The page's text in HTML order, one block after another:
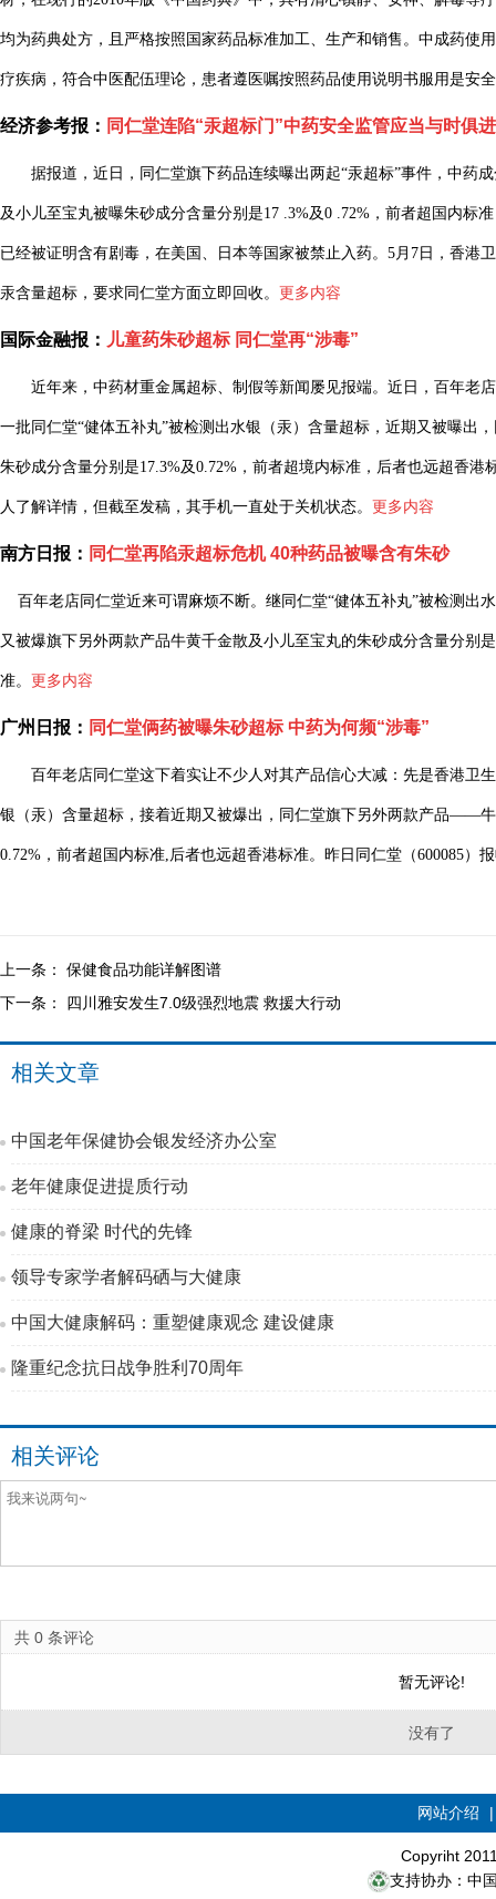
均为药典处方，且严格按照国家药品标准加工、生产和销售。中成药使
疗疾病，符合中医配伍理论，患者遵医嘱按照药品使用说明书服用是安
经济参考报： 同仁堂连陷“汞超标门”中药安全监管应当与时俱进
据报道，近日，同仁堂旗下药品连续曝出两起“汞超标”事件，中药
及小儿至宝丸被曝朱砂成分含量分别是17 .3%及0 .72%，前者超国内标
已经被证明含有剧毒，在美国、日本等国家被禁止入药。5月7日，香港
汞含量超标，要求同仁堂方面立即回收。 更多内容
国际金融报： 儿童药朱砂超标 同仁堂再“涉毒”
近年来，中药材重金属超标、制假等新闻屡见报端。近日，百年老
一批同仁堂“健体五补丸”被检测出水银（汞）含量超标，近期又被曝出
朱砂成分含量分别是17.3%及0.72%，前者超境内标准，后者也远超香
人了解详情，但截至发稿，其手机一直处于关机状态。 更多内容
南方日报： 同仁堂再陷汞超标危机 40种药品被曝含有朱砂
百年老店同仁堂近来可谓麻烦不断。继同仁堂“健体五补丸”被检测出
又被爆旗下另外两款产品牛黄千金散及小儿至宝丸的朱砂成分含量分别
准。 更多内容
广州日报： 同仁堂俩药被曝朱砂超标 中药为何频“涉毒”
百年老店同仁堂这下着实让不少人对其产品信心大减：先是香港卫
银（汞）含量超标，接着近期又被爆出，同仁堂旗下另外两款产品——
0.72%，前者超国内标准,后者也远超香港标准。昨日同仁堂（600085）
上一条： 保健食品功能详解图谱
下一条： 四川雅安发生7.0级强烈地震 救援大行动
相关文章
中国老年保健协会银发经济办公室
老年健康促进提质行动
健康的脊梁 时代的先锋
领导专家学者解码硒与大健康
中国大健康解码：重塑健康观念 建设健康
隆重纪念抗日战争胜利70周年
相关评论
共 0 条评论
暂无评论!
没有了
网站介绍
Copyriht
支持协办：中